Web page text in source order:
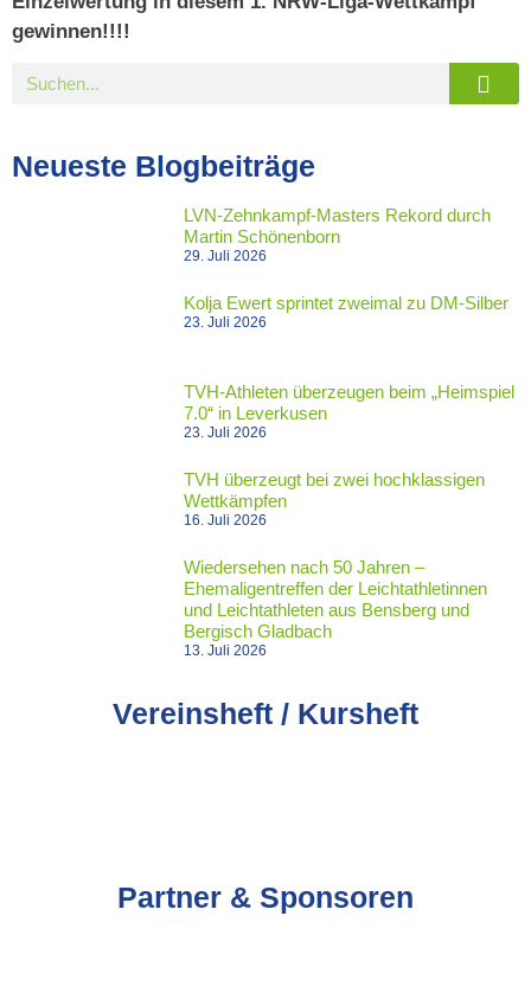
gewinnen!!!!
Neueste Blogbeiträge
LVN-Zehnkampf-Masters Rekord durch
Martin Schönenborn
29. Juli 2026
Kolja Ewert sprintet zweimal zu DM-Silber
23. Juli 2026
TVH-Athleten überzeugen beim „Heimspiel
7.0“ in Leverkusen
23. Juli 2026
TVH überzeugt bei zwei hochklassigen
Wettkämpfen
16. Juli 2026
Wiedersehen nach 50 Jahren –
Ehemaligentreffen der Leichtathletinnen
und Leichtathleten aus Bensberg und
Bergisch Gladbach
13. Juli 2026
Vereinsheft / Kursheft
Partner & Sponsoren